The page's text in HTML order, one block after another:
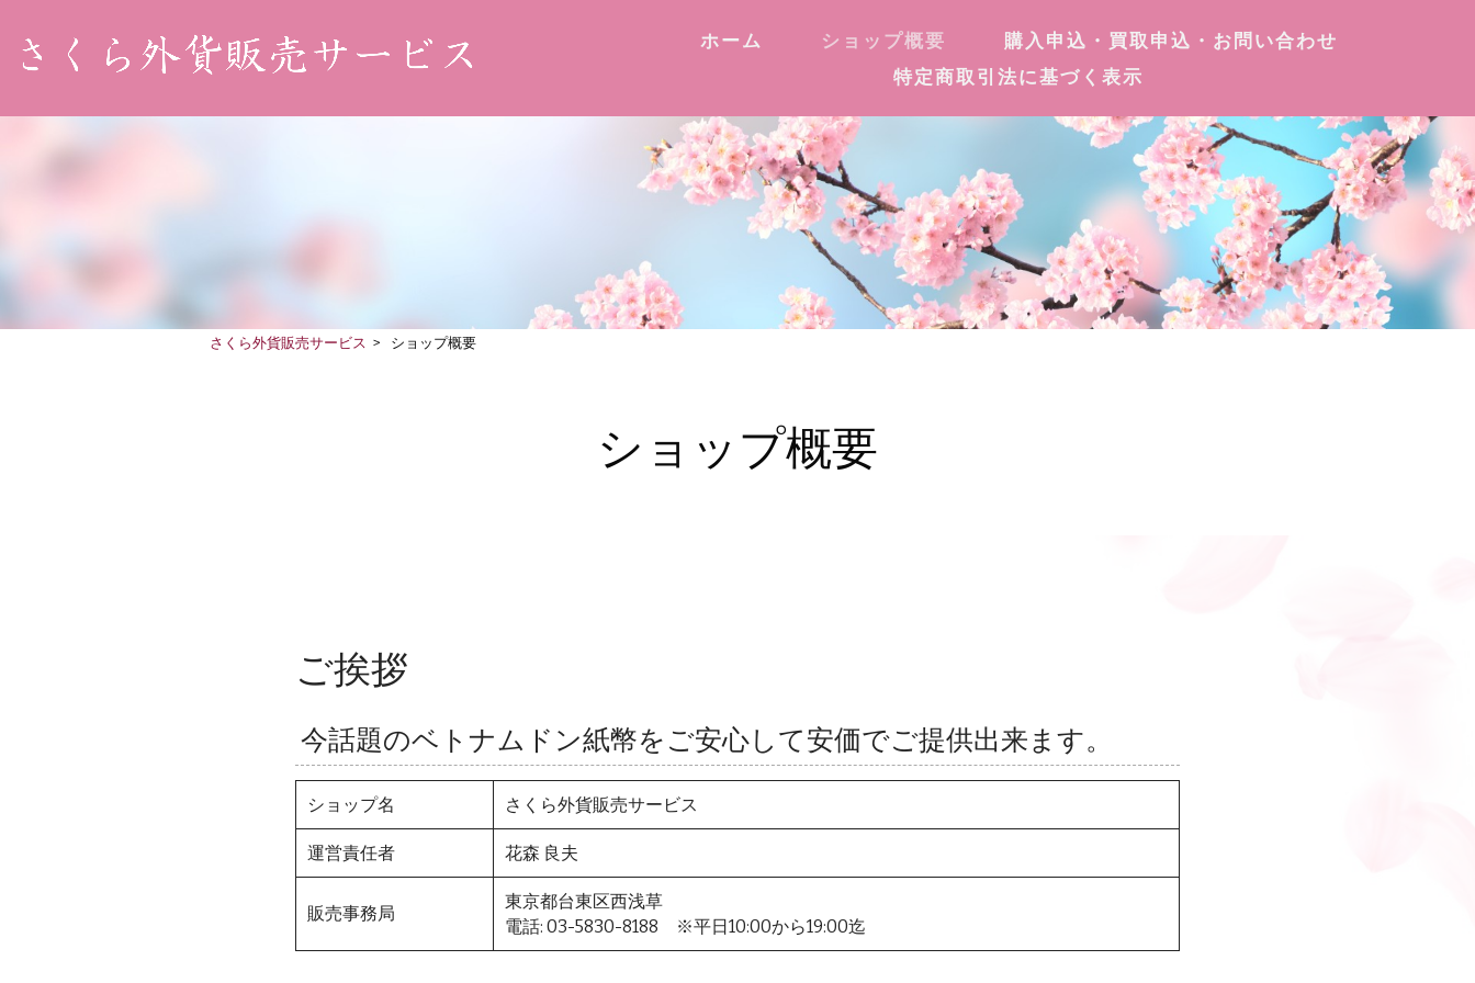
ホーム ショップ概要
購入申込・買取申込・お問い合わせ
特定商取引法に基づく表示
さくら外貨販売サービス > ショップ概要
ショップ概要
ご挨拶
今話題のベトナムドン紙幣をご安心して安価でご提供出来ます。
ショップ名 さくら外貨販売サービス
運営責任者 花森 良夫
販売事務局
東京都台東区西浅草
電話: 03-5830-8188 ※平日10:00から19:00迄